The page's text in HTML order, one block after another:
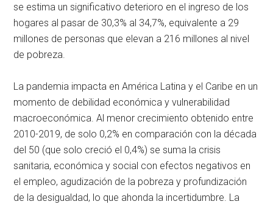
se estima un significativo deterioro en el ingreso de los
hogares al pasar de 30,3% al 34,7%, equivalente a 29
millones de personas que elevan a 216 millones al nivel
de pobreza.
La pandemia impacta en América Latina y el Caribe en un
momento de debilidad económica y vulnerabilidad
macroeconómica. Al menor crecimiento obtenido entre
2010-2019, de solo 0,2% en comparación con la década
del 50 (que solo creció el 0,4%) se suma la crisis
sanitaria, económica y social con efectos negativos en
el empleo, agudización de la pobreza y profundización
de la desigualdad, lo que ahonda la incertidumbre. La